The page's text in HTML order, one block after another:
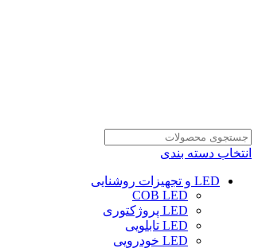
انتخاب دسته بندی
LED و تجهیزات روشنایی
COB LED
LED پروژکتوری
LED تابلویی
LED خودرویی